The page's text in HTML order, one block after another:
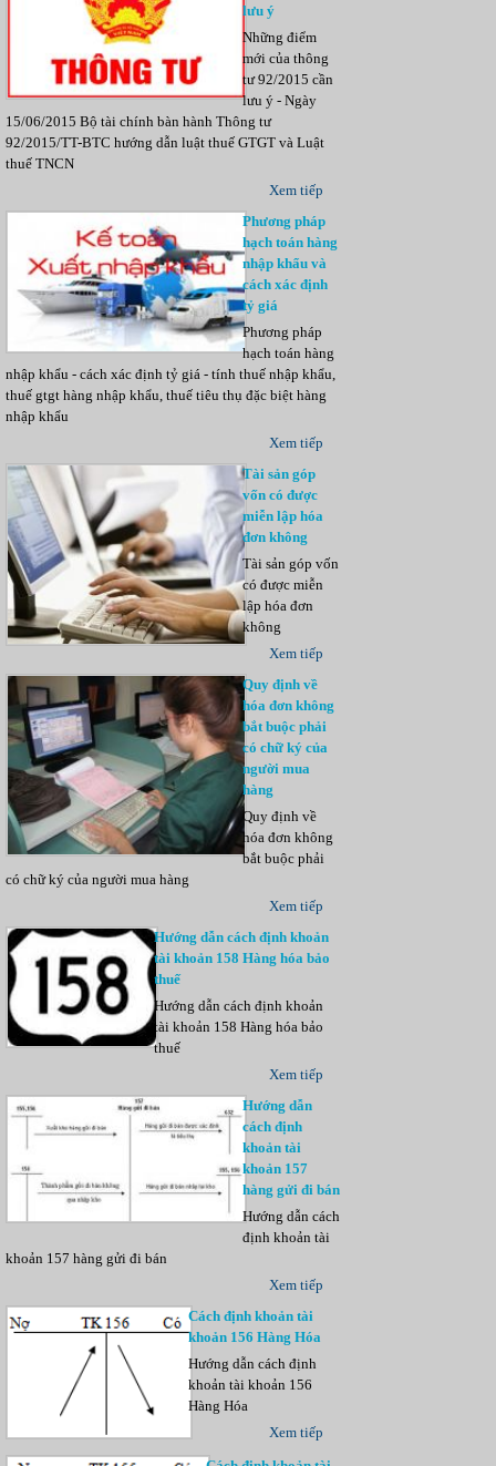
lưu ý
Những điểm
mới của thông
tư 92/2015 cần
lưu ý - Ngày
15/06/2015 Bộ tài chính bàn hành Thông tư
92/2015/TT-BTC hướng dẫn luật thuế GTGT và Luật
thuế TNCN
Xem tiếp
Phương pháp
hạch toán hàng
nhập khẩu và
cách xác định
tỷ giá
Phương pháp
hạch toán hàng
nhập khẩu - cách xác định tỷ giá - tính thuế nhập khẩu,
thuế gtgt hàng nhập khẩu, thuế tiêu thụ đặc biệt hàng
nhập khẩu
Xem tiếp
Tài sản góp
vốn có được
miễn lập hóa
đơn không
Tài sản góp vốn
có được miễn
lập hóa đơn
không
Xem tiếp
Quy định về
hóa đơn không
bắt buộc phải
có chữ ký của
người mua
hàng
Quy định về
hóa đơn không
bắt buộc phải
có chữ ký của người mua hàng
Xem tiếp
Hướng dẫn cách định khoản
tài khoản 158 Hàng hóa bảo
thuế
Hướng dẫn cách định khoản
tài khoản 158 Hàng hóa bảo
thuế
Xem tiếp
Hướng dẫn
cách định
khoản tài
khoản 157
hàng gửi đi bán
Hướng dẫn cách
định khoản tài
khoản 157 hàng gửi đi bán
Xem tiếp
Cách định khoản tài
khoản 156 Hàng Hóa
Hướng dẫn cách định
khoản tài khoản 156
Hàng Hóa
Xem tiếp